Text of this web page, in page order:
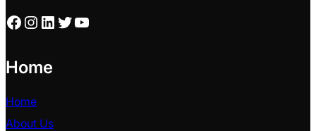
Facebook Instagram LinkedIn Twitter YouTube
Home
Home
About Us